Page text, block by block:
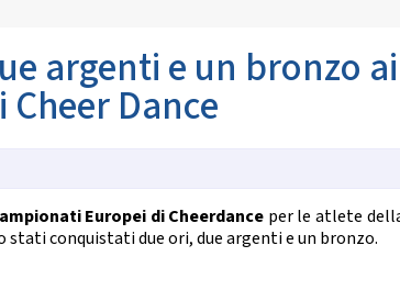
Choreographic Dance
Show Freestyle
DANZE REGIONALI
argenti e un bronzo
Dance
Europei di Cheerdance per le atlete
stati conquistati due ori, due argenti e un bronzo.